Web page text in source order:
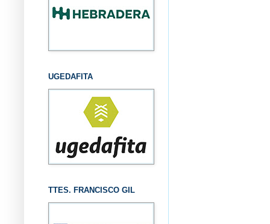
UGEDAFITA
TTES. FRANCISCO GIL